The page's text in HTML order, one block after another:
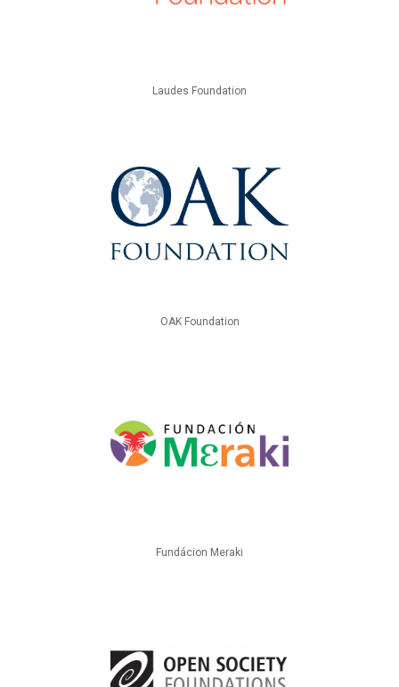
Laudes Foundation
OAK Foundation
Fundácion Meraki